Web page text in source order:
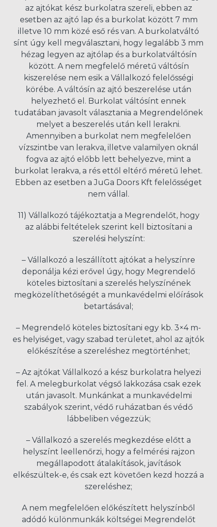
az ajtókat kész burkolatra szereli, ebben az
esetben az ajtó lap és a burkolat között 7 mm
illetve 10 mm közé eső rés van. A burkolatváltó
sínt úgy kell megválasztani, hogy legalább 3 mm
hézag legyen az ajtólap és a burkolatváltósín
között. A nem megfelelő méretű váltósín
kiszerelése nem esik a Vállalkozó felelősségi
körébe. A váltósín az ajtó beszerelése után
helyezhető el. Burkolat váltósínt ennek
tudatában javasolt választania a Megrendelőnek
melyet a beszerelés után kell lerakni.
Amennyiben a burkolat nem megfelelően
vízszintbe van lerakva, illetve valamilyen oknál
fogva az ajtó előbb lett behelyezve, mint a
burkolat lerakva, a rés ettől eltérő méretű lehet.
Ebben az esetben a JuGa Doors Kft felelősséget
nem vállal.
11) Vállalkozó tájékoztatja a Megrendelőt, hogy
az alábbi feltételek szerint kell biztosítani a
szerelési helyszínt:
– Vállalkozó a leszállított ajtókat a helyszínre
deponálja kézi erővel úgy, hogy Megrendelő
köteles biztosítani a szerelés helyszínének
megközelíthetőségét a munkavédelmi előírások
betartásával;
– Megrendelő köteles biztosítani egy kb. 3×4 m-
es helyiséget, vagy szabad területet, ahol az ajtók
előkészítése a szereléshez megtörténhet;
– Az ajtókat Vállalkozó a kész burkolatra helyezi
fel. A melegburkolat végső lakkozása csak ezek
után javasolt. Munkánkat a munkavédelmi
szabályok szerint, védő ruházatban és védő
lábbeliben végezzük;
– Vállalkozó a szerelés megkezdése előtt a
helyszínt leellenőrzi, hogy a felmérési rajzon
megállapodott átalakítások, javítások
elkészültek-e, és csak ezt követően kezd hozzá a
szereléshez;
A nem megfelelően előkészített helyszínből
adódó különmunkák költségei Megrendelőt